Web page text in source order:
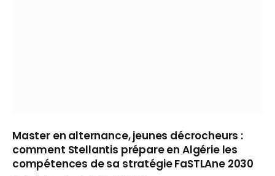
Master en alternance, jeunes décrocheurs :
comment Stellantis prépare en Algérie les
compétences de sa stratégie FaSTLAne 2030